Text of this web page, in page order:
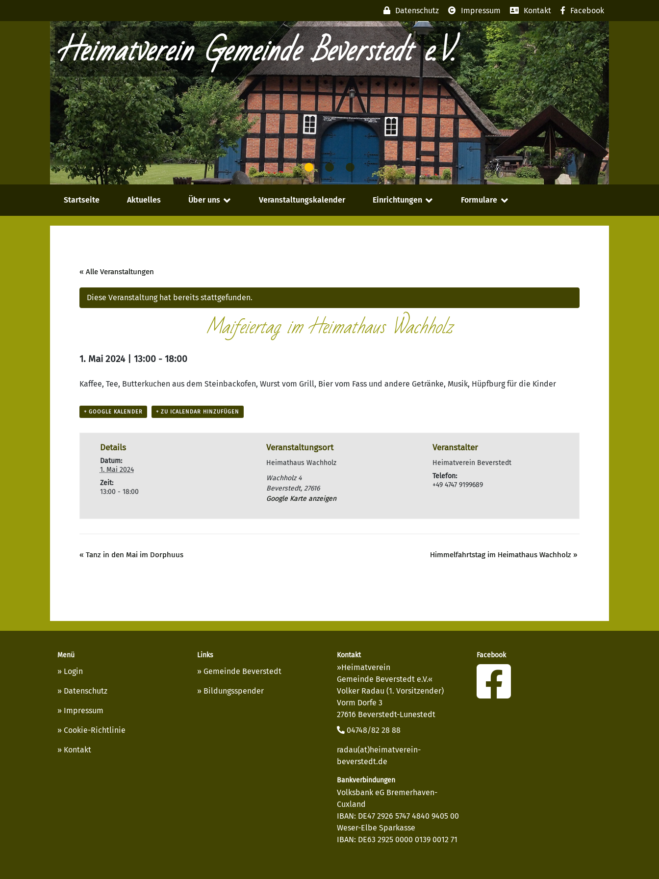
Datenschutz Impressum Kontakt Facebook
Heimatverein Gemeinde Beverstedt e.V.
Startseite Aktuelles Über uns Veranstaltungskalender Einrichtungen Formulare
« Alle Veranstaltungen
Diese Veranstaltung hat bereits stattgefunden.
Maifeiertag im Heimathaus Wachholz
1. Mai 2024 | 13:00 - 18:00
Kaffee, Tee, Butterkuchen aus dem Steinbackofen, Wurst vom Grill, Bier vom Fass und andere Getränke, Musik, Hüpfburg für die Kinder
+ GOOGLE KALENDER + ZU ICALENDAR HINZUFÜGEN
Details
Datum:
1. Mai 2024
Zeit:
13:00 - 18:00
Veranstaltungsort
Heimathaus Wachholz
Wachholz 4
Beverstedt, 27616
Google Karte anzeigen
Veranstalter
Heimatverein Beverstedt
Telefon:
+49 4747 9199689
« Tanz in den Mai im Dorphuus Himmelfahrtstag im Heimathaus Wachholz »
Menü
Login
Datenschutz
Impressum
Cookie-Richtlinie
Kontakt
Links
Gemeinde Beverstedt
Bildungsspender
Kontakt
»Heimatverein
Gemeinde Beverstedt e.V.«
Volker Radau (1. Vorsitzender)
Vorm Dorfe 3
27616 Beverstedt-Lunestedt
04748/82 28 88
radau(at)heimatverein-
beverstedt.de
Bankverbindungen
Volksbank eG Bremerhaven-
Cuxland
IBAN: DE47 2926 5747 4840 9405 00
Weser-Elbe Sparkasse
IBAN: DE63 2925 0000 0139 0012 71
Facebook